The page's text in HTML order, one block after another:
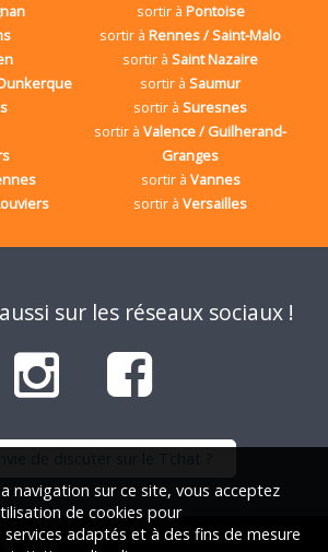
sortir à Pontoise
sortir àRennes / Saint-Malo
sortir àSaint Nazaire
sortir àSaumur
sortir àSuresnes
sortir àValence / Guilherand-
Granges
sortir à Vannes
sortir àVersailles
sur les réseaux sociaux !
navigation sur ce site, vous acceptez
de cookies pour
adaptés et à des fins de mesure